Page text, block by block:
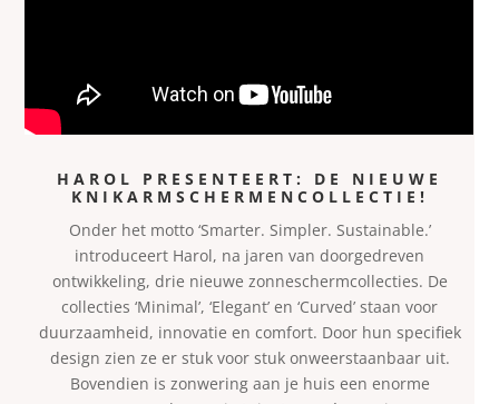
HAROL PRESENTEERT: DE NIEUWE
KNIKARMSCHERMENCOLLECTIE!
Onder het motto ‘Smarter. Simpler. Sustainable.’
introduceert Harol, na jaren van doorgedreven
ontwikkeling, drie nieuwe zonneschermcollecties. De
collecties ‘Minimal’, ‘Elegant’ en ‘Curved’ staan voor
duurzaamheid, innovatie en comfort. Door hun specifiek
design zien ze er stuk voor stuk onweerstaanbaar uit.
Bovendien is zonwering aan je huis een enorme